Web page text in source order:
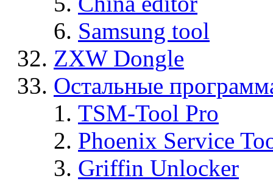
Samsung tool
ZXW Dongle
Остальные
TSM-Tool Pro
Phoenix Service
Griffin Unlocker